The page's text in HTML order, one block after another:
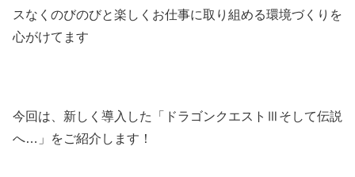
スなくのびのびと楽しくお仕事に取り組める環境づくりを
心がけてます
今回は、新しく導入した「ドラゴンクエストⅢそして伝説
へ…」をご紹介します！